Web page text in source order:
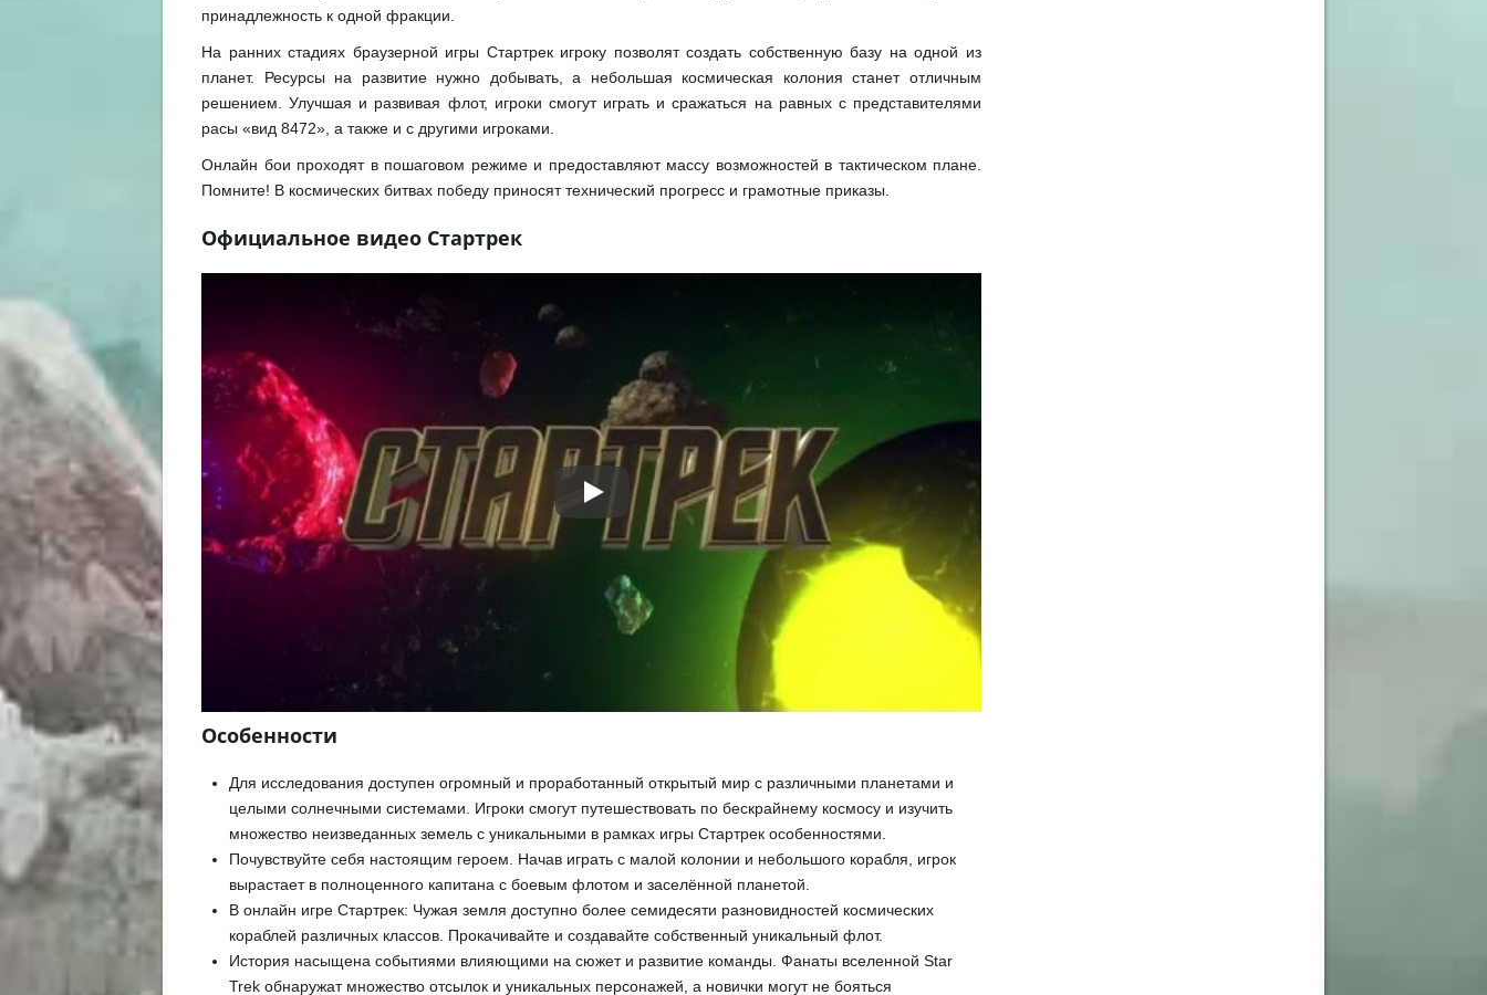
принадлежность к одной фракции.
На ранних стадиях браузерной игры Стартрек игроку позволят создать собственную базу на одной из
планет. Ресурсы на развитие нужно добывать, а небольшая космическая колония станет отличным
решением. Улучшая и развивая флот, игроки смогут играть и сражаться на равных с представителями
расы «вид 8472», а также и с другими игроками.
Онлайн бои проходят в пошаговом режиме и предоставляют массу возможностей в тактическом плане.
Помните! В космических битвах победу приносят технический прогресс и грамотные приказы.
Официальное видео Стартрек
Play
Особенности
Для исследования доступен огромный и проработанный открытый мир с различными планетами и
целыми солнечными системами. Игроки смогут путешествовать по бескрайнему космосу и изучить
множество неизведанных земель с уникальными в рамках игры Стартрек особенностями.
Почувствуйте себя настоящим героем. Начав играть с малой колонии и небольшого корабля, игрок
вырастает в полноценного капитана с боевым флотом и заселённой планетой.
В онлайн игре Стартрек: Чужая земля доступно более семидесяти разновидностей космических
кораблей различных классов. Прокачивайте и создавайте собственный уникальный флот.
История насыщена событиями влияющими на сюжет и развитие команды. Фанаты вселенной Star
Trek обнаружат множество отсылок и уникальных персонажей, а новички могут не бояться